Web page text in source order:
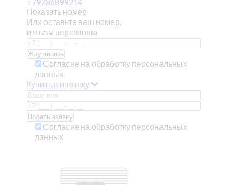
Показать номер
Или оставьте ваш номер,
и я вам перезвоню
Согласие на обработку персональных
данных
Купить в ипотеку
Согласие на обработку персональных
данных